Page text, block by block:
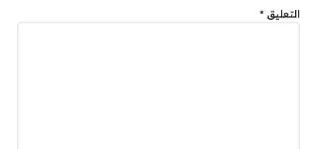
التعليق *